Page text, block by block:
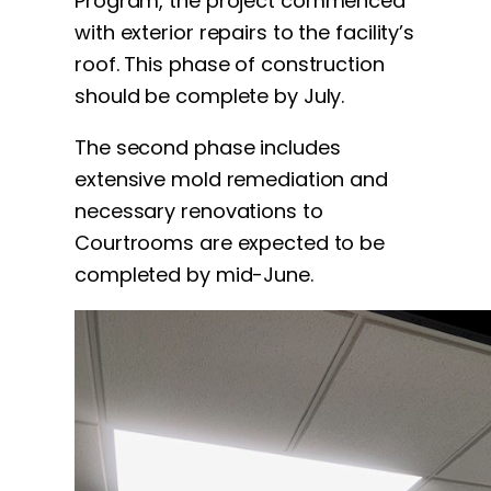
with exterior repairs to the facility’s
roof. This phase of construction
should be complete by July.
The second phase includes
extensive mold remediation and
necessary renovations to
Courtrooms are expected to be
completed by mid-June.